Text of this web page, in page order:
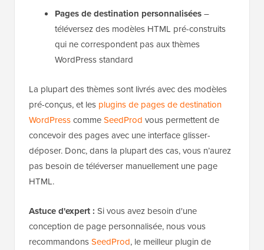
Pages de destination personnalisées–
téléversez des modèles HTML pré-construits
qui ne correspondent pas aux thèmes
WordPress standard
La plupart des thèmes sont livrés avec des modèles
pré-conçus, et les plugins de pages de destination
WordPresscommeSeedProd vous permettent de
concevoir des pages avec une interface glisser-
déposer. Donc, dans la plupart des cas, vous n’aurez
pas besoin de téléverser manuellement une page
HTML.
Astuce d'expert : Si vous avez besoin d'une
conception de page personnalisée, nous vous
recommandonsSeedProd, le meilleur plugin de